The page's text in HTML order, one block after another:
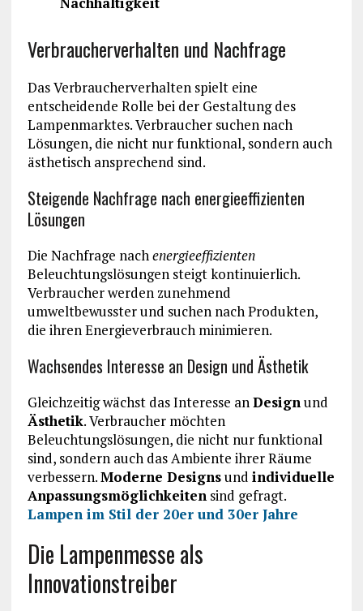
Verbraucherverhalten und Nachfrage
Das Verbraucherverhalten spielt eine
entscheidende Rolle bei der Gestaltung des
Lampenmarktes. Verbraucher suchen nach
Lösungen, die nicht nur funktional, sondern auch
ästhetisch ansprechend sind.
Steigende Nachfrage nach energieeffizienten
Lösungen
Die Nachfrage nachenergieeffizienten
Beleuchtungslösungen steigt kontinuierlich.
Verbraucher werden zunehmend
umweltbewusster und suchen nach Produkten,
die ihren Energieverbrauch minimieren.
Wachsendes Interesse an Design und Ästhetik
Gleichzeitig wächst das Interesse anDesignund
Ästhetik. Verbraucher möchten
Beleuchtungslösungen, die nicht nur funktional
sind, sondern auch das Ambiente ihrer Räume
verbessern.Moderne Designsund individuelle
Anpassungsmöglichkeitensind gefragt.
Lampen im Stil der 20er und 30er Jahre
Die Lampenmesse als
Innovationstreiber